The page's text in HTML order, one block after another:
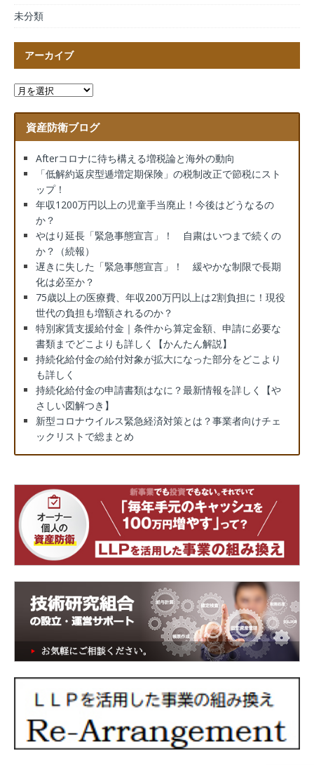
未分類
アーカイブ
資産防衛ブログ
Afterコロナに待ち構える増税論と海外の動向
「低解約返戻型逓増定期保険」の税制改正で節税にスト
ップ！
年収1200万円以上の児童手当廃止！今後はどうなるの
か？
やはり延長「緊急事態宣言」！ 自粛はいつまで続くの
か？（続報）
遅きに失した「緊急事態宣言」！ 緩やかな制限で長期
化は必至か？
75歳以上の医療費、年収200万円以上は2割負担に！現役
世代の負担も増額されるのか？
特別家賃支援給付金｜条件から算定金額、申請に必要な
書類までどこよりも詳しく【かんたん解説】
持続化給付金の給付対象が拡大になった部分をどこより
も詳しく
持続化給付金の申請書類はなに？最新情報を詳しく【や
さしい図解つき】
新型コロナウイルス緊急経済対策とは？事業者向けチェ
ックリストで総まとめ